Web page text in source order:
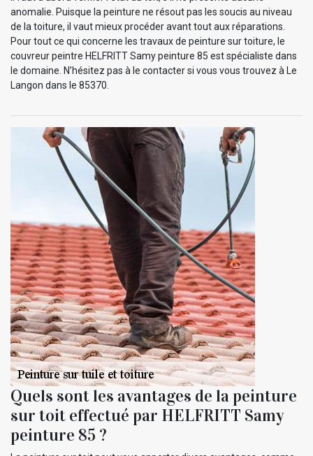
anomalie. Puisque la peinture ne résout pas les soucis au niveau
de la toiture, il vaut mieux procéder avant tout aux réparations.
Pour tout ce qui concerne les travaux de peinture sur toiture, le
couvreur peintre HELFRITT Samy peinture 85 est spécialiste dans
le domaine. N’hésitez pas à le contacter si vous vous trouvez à Le
Langon dans le 85370.
Quels sont les avantages de la peinture
sur toit effectué par HELFRITT Samy
peinture 85 ?